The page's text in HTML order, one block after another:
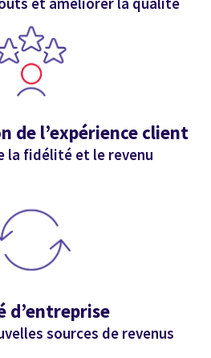
de l’expérience client
la fidélité et le revenu
d’entreprise
sources de revenus